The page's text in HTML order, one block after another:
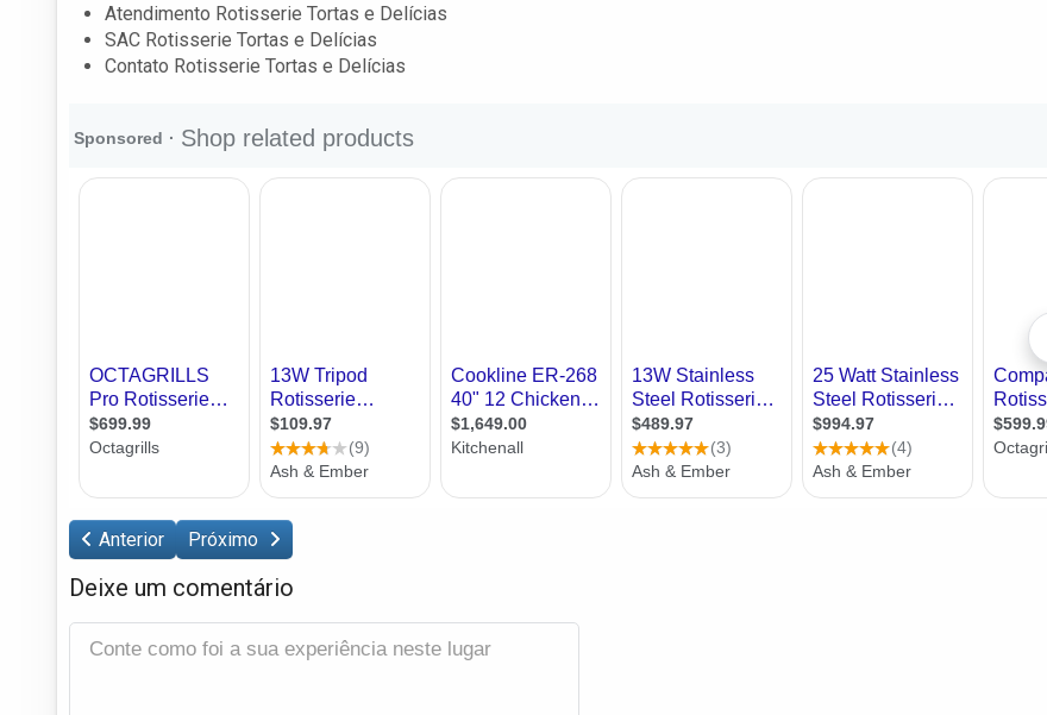
Atendimento Rotisserie Tortas e Delícias
SAC Rotisserie Tortas e Delícias
Contato Rotisserie Tortas e Delícias
Anterior Próximo
Deixe um comentário